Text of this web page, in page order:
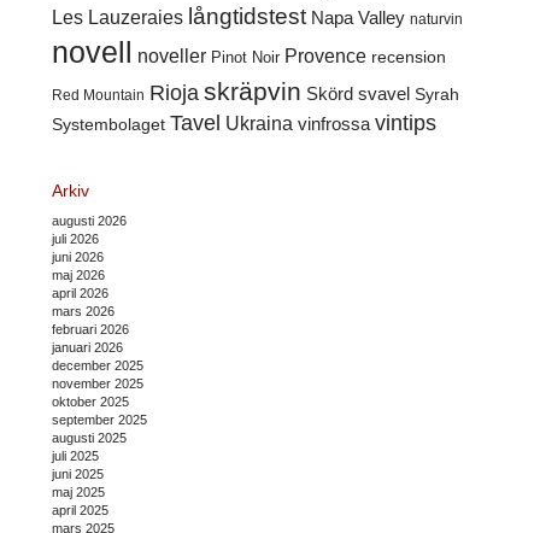
Les Lauzeraies långtidstest Napa Valley naturvin
novell noveller Pinot Noir Provence recension
Red Mountain Rioja skräpvin Skörd svavel Syrah
Systembolaget Tavel Ukraina vinfrossa vintips
Arkiv
augusti 2026
juli 2026
juni 2026
maj 2026
april 2026
mars 2026
februari 2026
januari 2026
december 2025
november 2025
oktober 2025
september 2025
augusti 2025
juli 2025
juni 2025
maj 2025
april 2025
mars 2025